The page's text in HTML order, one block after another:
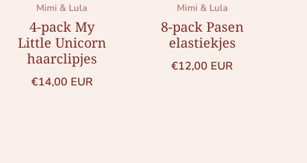
Merk:
Mimi & Lula
4-pack My
Little Unicorn
haarclipjes
Normale prijs
€14,00 EUR
Merk:
Mimi & Lula
8-pack Pasen
elastiekjes
Normale prijs
€12,00 EUR